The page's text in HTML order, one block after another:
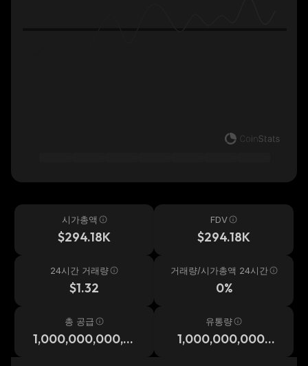
시가총액
$294.18K
FDV
$294.18K
24시간 거래량
$1.32
거래량/시가총액 24시간
0%
총 공급
1,000,000,000,0
유통량
1,000,000,000,0